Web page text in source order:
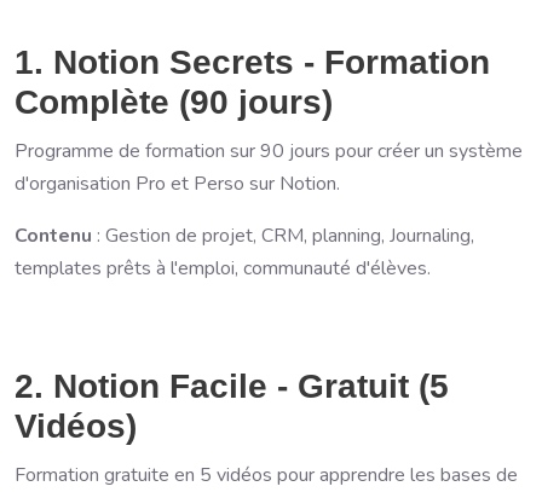
1. Notion Secrets - Formation
Complète (90 jours)
Programme de formation sur 90 jours pour créer un système
d'organisation Pro et Perso sur Notion.
Contenu : Gestion de projet, CRM, planning, Journaling,
templates prêts à l'emploi, communauté d'élèves.
2. Notion Facile - Gratuit (5
Vidéos)
Formation gratuite en 5 vidéos pour apprendre les bases de